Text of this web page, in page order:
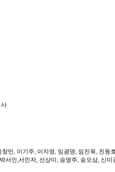
사
민, 이기주, 이지영, 임광영, 임진욱, 진동
서인,서민자, 선상미, 송영주, 송오삼, 신